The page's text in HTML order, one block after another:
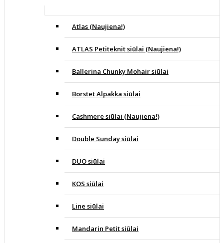
Atlas (Naujiena!)
ATLAS Petiteknit siūlai (Naujiena!)
Ballerina Chunky Mohair siūlai
Borstet Alpakka siūlai
Cashmere siūlai (Naujiena!)
Double Sunday siūlai
DUO siūlai
KOS siūlai
Line siūlai
Mandarin Petit siūlai